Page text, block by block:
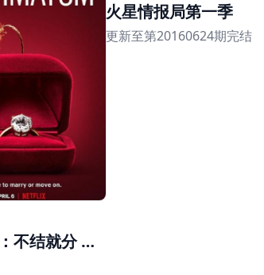
最后通牒：不结就分 第三季
火星情报局第一季
更新至第20160624期完结